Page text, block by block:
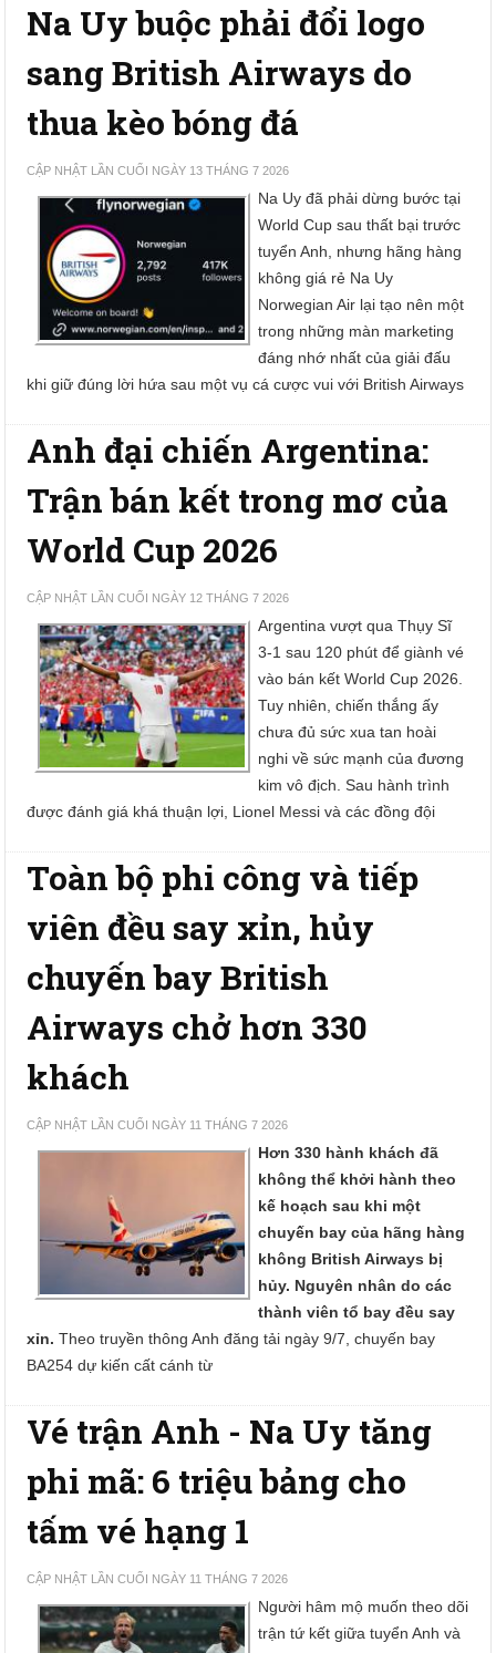
Na Uy buộc phải đổi logo
sang British Airways do
thua kèo bóng đá
CẬP NHẬT LẦN CUỐI NGÀY 13 THÁNG 7 2026
Na Uy đã phải dừng bước tại
World Cup sau thất bại trước
tuyển Anh, nhưng hãng hàng
không giá rẻ Na Uy
Norwegian Air lại tạo nên một
trong những màn marketing
đáng nhớ nhất của giải đấu
khi giữ đúng lời hứa sau một vụ cá cược vui với British Airways
Anh đại chiến Argentina:
Trận bán kết trong mơ của
World Cup 2026
CẬP NHẬT LẦN CUỐI NGÀY 12 THÁNG 7 2026
Argentina vượt qua Thụy Sĩ
3-1 sau 120 phút để giành vé
vào bán kết World Cup 2026.
Tuy nhiên, chiến thắng ấy
chưa đủ sức xua tan hoài
nghi về sức mạnh của đương
kim vô địch. Sau hành trình
được đánh giá khá thuận lợi, Lionel Messi và các đồng đội
Toàn bộ phi công và tiếp
viên đều say xỉn, hủy
chuyến bay British
Airways chở hơn 330
khách
CẬP NHẬT LẦN CUỐI NGÀY 11 THÁNG 7 2026
Hơn 330 hành khách đã
không thể khởi hành theo
kế hoạch sau khi một
chuyến bay của hãng hàng
không British Airways bị
hủy. Nguyên nhân do các
thành viên tổ bay đều say
xỉn. Theo truyền thông Anh đăng tải ngày 9/7, chuyến bay
BA254 dự kiến cất cánh từ
Vé trận Anh - Na Uy tăng
phi mã: 6 triệu bảng cho
tấm vé hạng 1
CẬP NHẬT LẦN CUỐI NGÀY 11 THÁNG 7 2026
Người hâm mộ muốn theo dõi
trận tứ kết giữa tuyển Anh và